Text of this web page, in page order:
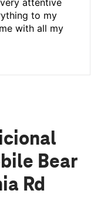
to my
Bear
Rd